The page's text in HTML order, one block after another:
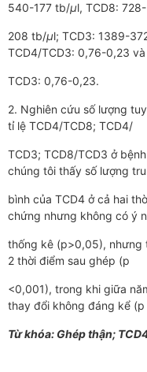
540-177 tb/μl, TCD8: 728-
208 tb/μl; TCD3: 1389-
TCD4/TCD3: 0,76-0,23
TCD3: 0,76-0,23.
2. Nghiên cứu số lượng
tỉ lệ TCD4/TCD8; TCD4/
TCD3; TCD8/TCD3 ở
chúng tôi thấy số lượng
bình của TCD4 ở cả hai
chứng nhưng không có ý
thống kê (p>0,05), nhưng
2 thời điểm sau ghép (p
<0,001), trong khi giữa
thay đổi không đáng kể
Từ khóa: Ghép thận;